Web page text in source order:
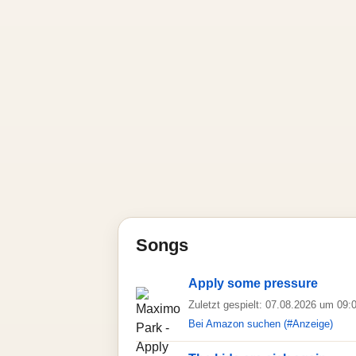
Songs
Apply some pressure
Zuletzt gespielt: 07.08.2026 um
Bei Amazon suchen (#Anzeige)